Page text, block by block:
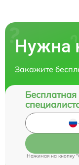
Нужна
Закажите
Нажимая на кнопку